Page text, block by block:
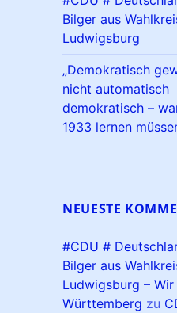
Bilger aus
Ludwigsburg
„Demokratisch
nicht automatisch
demokratisch –
1933 lernen
NEUESTE
#CDU #
Bilger aus
Ludwigsburg –
Württemberg zu